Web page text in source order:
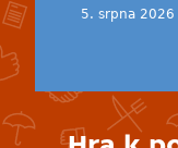
5. srpna 2026